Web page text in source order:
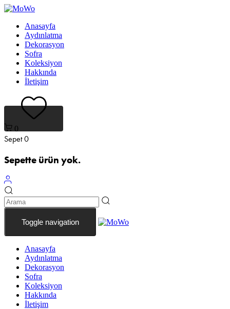
Bağlantıları
Birincil
İçeriğe
Anasayfa
Aydınlatma
Dekorasyon
Sofra
Koleksiyon
Hakkında
İletişim
0
Sepet0
Sepette ürün yok.
Toggle navigation
Anasayfa
Aydınlatma
Dekorasyon
Sofra
Koleksiyon
Hakkında
İletişim